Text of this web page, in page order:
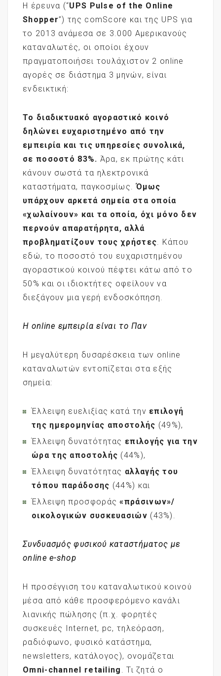
Η έρευνα (“UPS Pulse of the Online
Shopper”) της comScore και της UPS για
το 2013 ανάμεσα σε 3.000 Αμερικανούς
καταναλωτές, οι οποίοι έχουν
πραγματοποιήσει τουλάχιστον 2 online
αγορές σε διάστημα 3 μηνών, είναι
ενδεικτική:
Το διαδικτυακό αγοραστικό κοινό
δηλώνει ευχαριστημένο από την
εμπειρία και τις υπηρεσίες συνολικά,
σε ποσοστό 83%. Άρα, εκ πρώτης κάτι
κάνουν σωστά τα ηλεκτρονικά
καταστήματα, παγκοσμίως.Όμως
υπάρχουν αρκετά σημεία στα οποία
«χωλαίνουν» και τα οποία, όχι μόνο δεν
περνούν απαρατήρητα, αλλά
προβληματίζουν τους χρήστες . Κάπου
εδώ, το ποσοστό του ευχαριστημένου
αγοραστικού κοινού πέφτει κάτω από το
50% και οι ιδιοκτήτες οφείλουν να
διεξάγουν μια γερή ενδοσκόπηση.
Η online εμπειρία είναι το Παν
Η μεγαλύτερη δυσαρέσκεια των online
καταναλωτών εντοπίζεται στα εξής
σημεία:
Έλλειψη ευελιξίας κατά την επιλογή
της ημερομηνίας αποστολής (49%),
Έλλειψη δυνατότητας επιλογής για την
ώρα της αποστολής (44%),
Έλλειψη δυνατότητας αλλαγής του
τόπου παράδοσης (44%) και
Έλλειψη προσφοράς«πράσινων»/
οικολογικών συσκευασιών (43%).
Συνδυασμός φυσικού καταστήματος με
online e-shop
Η προσέγγιση του καταναλωτικού κοινού
μέσα από κάθε προσφερόμενο κανάλι
λιανικής πώλησης (π.χ. φορητές
συσκευές Internet, pc, τηλεόραση,
ραδιόφωνο, φυσικό κατάστημα,
newsletters, κατάλογος), ονομάζεται
Omni-channel retailing . Τι ζητά ο